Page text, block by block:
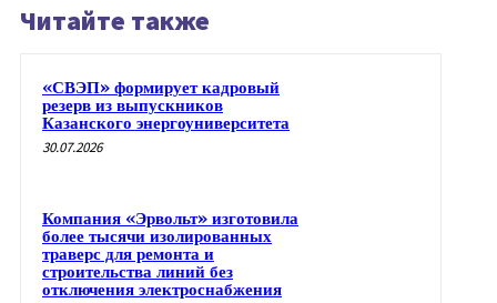
Читайте также
«СВЭП» формирует кадровый
резерв из выпускников
Казанского энергоуниверситета
30.07.2026
Компания «Эрвольт» изготовила
более тысячи изолированных
траверс для ремонта и
строительства линий без
отключения электроснабжения